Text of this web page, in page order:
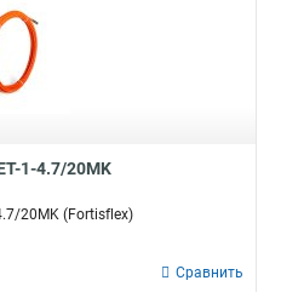
1-4.7/20MK
20MK (Fortisflex)
Сравнить